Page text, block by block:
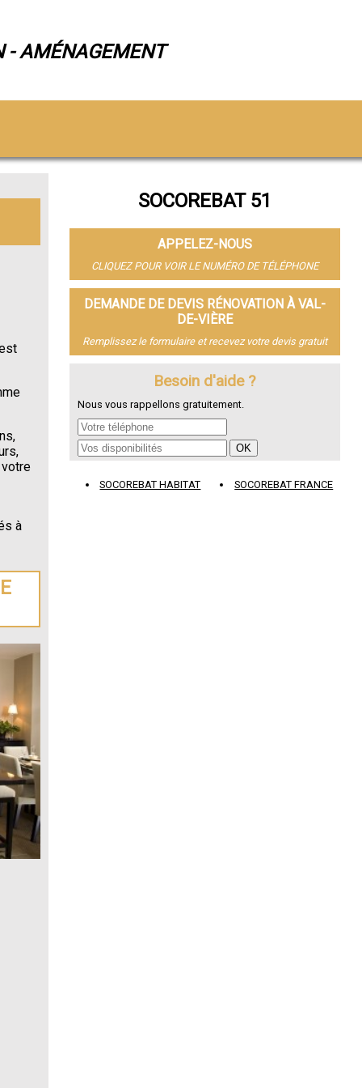
- AMÉNAGEMENT
à
SOCOREBAT 51
APPELEZ-NOUS
CLIQUEZ POUR VOIR LE NUMÉRO DE TÉLÉPHONE
DEMANDE DE DEVIS RÉNOVATION À VAL-
DE-VIÈRE
Remplissez le formulaire et recevez votre devis gratuit
Besoin d'aide ?
Nous vous rappellons gratuitement.
SOCOREBAT HABITAT SOCOREBAT FRANCE